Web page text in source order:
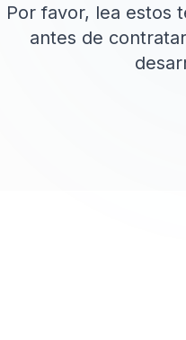
Por favor, lea estos
antes de